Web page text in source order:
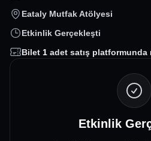
Eataly Mutfak Atölyesi
Etkinlik Gerçekleşti
Bilet 1 adet satış platformunda
Etkinlik